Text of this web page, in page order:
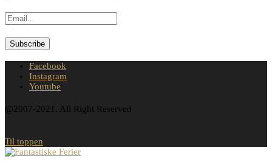
Facebook
Instagram
Youtube
@2007-2021. All Right Reserved
Til toppen